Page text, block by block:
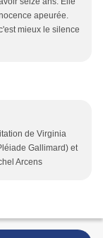
apeurée.
mieux le silence
de Virginia
Gallimard) et
Arcens